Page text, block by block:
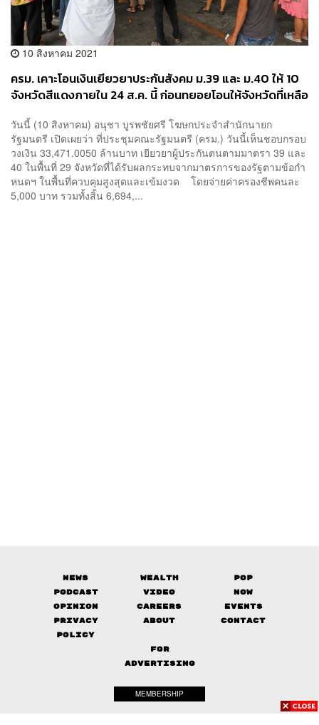
10 สิงหาคม 2021
ครม. เคาะโอนเงินเยียวยาประกันสังคม ม.39 และ ม.40 ให้ 10
จังหวัดสีแดงภายใน 24 ส.ค. นี้ ก่อนทยอยโอนให้จังหวัดที่เหลือ
วันนี้ (10 สิงหาคม) อนุชา บูรพชัยศรี โฆษกประจำสำนักนายก
รัฐมนตรี เปิดเผยว่า ที่ประชุมคณะรัฐมนตรี (ครม.) วันนี้เห็นชอบกรอบ
วงเงิน 33,471.0050 ล้านบาท เยียวยาผู้ประกันตนตามมาตรา 39 และ
40 ในพื้นที่ 29 จังหวัดที่ได้รับผลกระทบจากมาตรการของรัฐตามข้อกำ
หนดฯ ในพื้นที่ควบคุมสูงสุดและเข้มงวด โดยจ่ายค่าครองชีพคนละ
5,000 บาท รวมทั้งสิ้น 6,694,...
News Wealth
Pop
Podcast
Video
Now
Opinion
Careers
Events
Privacy
Policy
About Contact
FOR
ADVERTISING
MEMBERSHIP